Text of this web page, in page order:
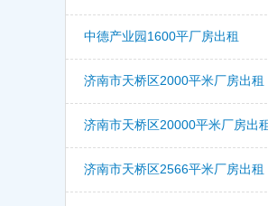
中德产业园1600平厂房出租
济南市天桥区2000平米厂房出
济南市天桥区20000平米厂房出
济南市天桥区2566平米厂房出